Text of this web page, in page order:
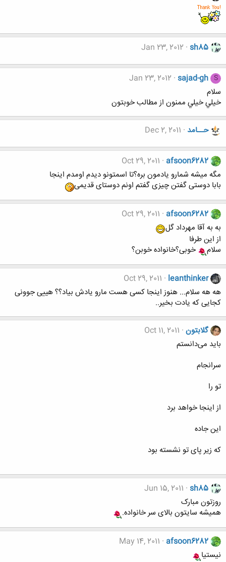
sh85
Jan 23, 2012
S
sajad-gh
Jan 23, 2012
سلام
خيلي خيلي ممنون از مطالب خوبتون
حــامد Dec 2, 2011
afsoon6282
Oct 29, 2011
مگه میشه شمارو یادمون بره؟تا اسمتونو دیدم اومدم اینجا
بابا دوستی گفتن چیزی گفتم اونم دوستای قدیمی
afsoon6282
Oct 29, 2011
به به آقا مهرداد گل
از این طرفا
سلام
خوبی؟خانواده خوبن؟
leanthinker
Oct 29, 2011
هه هه سلام... هنوز اینجا کسی هست مارو یادش بیاد؟؟ هییی جوونی
کجایی که یادت بخیر..
گلابتون Oct 11, 2011
باید می‌دانستم
سرانجام
تو را
از اینجا خواهد برد
این جاده
که زیر پای تو نشسته بود
sh85
Jun 15, 2011
روزتون مبارک
همیشه سایتون بالای سر خانواده.
afsoon6282
May 14, 2011
نیستیا